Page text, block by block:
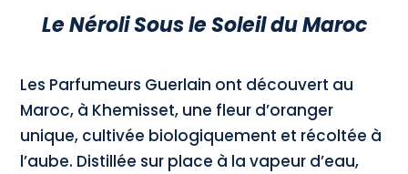
Le Néroli Sous le Soleil du Maroc
Les Parfumeurs Guerlain ont découvert au
Maroc, à Khemisset, une fleur d’oranger
unique, cultivée biologiquement et récoltée à
l’aube. Distillée sur place à la vapeur d’eau,